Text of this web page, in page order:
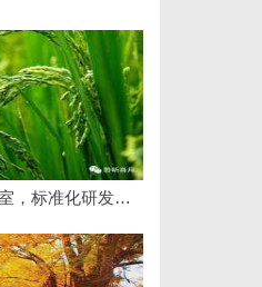
贝净 AC 国际医疗实验室，标准化研发体系全解析